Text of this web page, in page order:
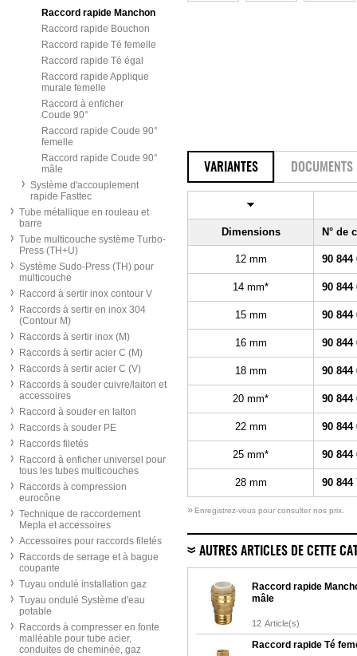
Raccord rapide Manchon
Raccord rapide Bouchon
Raccord rapide Té femelle
Raccord rapide Té égal
Raccord rapide Applique
murale femelle
Raccord à enficher
Coude 90°
Raccord rapide Coude 90°
femelle
Raccord rapide Coude 90°
mâle
Système d'accouplement
rapide Fasttec
Tube métallique en rouleau et
barre
Tube multicouche système Turbo-
Press (TH+U)
Système Sudo-Press (TH) pour
multicouche
Raccord à sertir inox contour V
Raccords à sertir en inox 304
(Contour M)
Raccords à sertir inox (M)
Raccords à sertir acier C (M)
Raccords à sertir acier C (V)
Raccords à souder cuivre/laiton et
accessoires
Raccord à souder en laiton
Raccords à souder PE
Raccords filetés
Raccord à enficher universel pour
tous les tubes multicouches
Raccords à compression
eurocône
Technique de raccordement
Mepla et accessoires
Accessoires pour raccords filetés
Raccords de serrage et à bague
coupante
Tuyau ondulé installation gaz
Tuyau ondulé Système d'eau
potable
Raccords à compresser en fonte
malléable pour tube acier,
conduites de cheminée, gaz
VARIANTES DOCUMENTS
Dimensions N° de
12 mm 90 844
14 mm* 90 844
15 mm 90 844
16 mm 90 844
18 mm 90 844
20 mm* 90 844
22 mm 90 844
25 mm* 90 844
28 mm 90 844
» Enregistrez-vous pour consulter nos prix.
AUTRES ARTICLES DE CETTE
Raccord rapide
mâle
12 Article(s)
Raccord rapide Té